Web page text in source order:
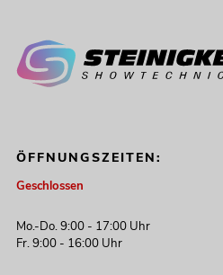
ÖFFNUNGSZEITEN:
Geschlossen
Mo.-Do. 9:00 - 17:00 Uhr
Fr. 9:00 - 16:00 Uhr